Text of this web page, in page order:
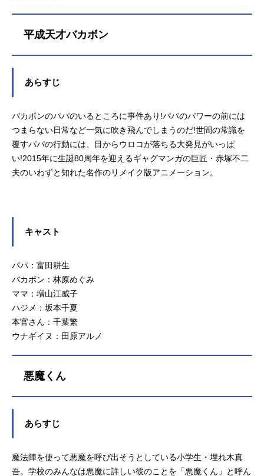
平成天才バカボン
あらすじ
バカボンのパパのいるところに事件あり!パパのパワーの前には
つまらない日常など一気に吹き飛んでしまうのだ!世間の常識を
覆すパパの行動には、目からウロコが落ちる大発見がいっぱ
い!2015年に生誕80周年を迎えるギャグマンガの巨匠・赤塚不二
夫のいわずと知れた名作のリメイク版アニメーション。
キャスト
パパ：富田耕生
バカボン：林原めぐみ
ママ：増山江威子
ハジメ：坂本千夏
本官さん：千葉繁
ウナギイヌ：田原アルノ
悪魔くん
あらすじ
魔法陣を使って悪魔を呼び出そうとしている小学生・埋れ木真
吾。学校のみんなは悪魔に詳しい彼のことを「悪魔くん」と呼ん